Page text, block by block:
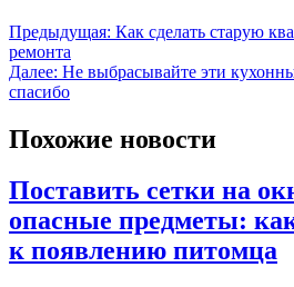
Предыдущая: Как сделать старую
ремонта
Далее: Не выбрасывайте эти
спасибо
Похожие новости
Поставить сетки на
опасные предметы:
к появлению питомца